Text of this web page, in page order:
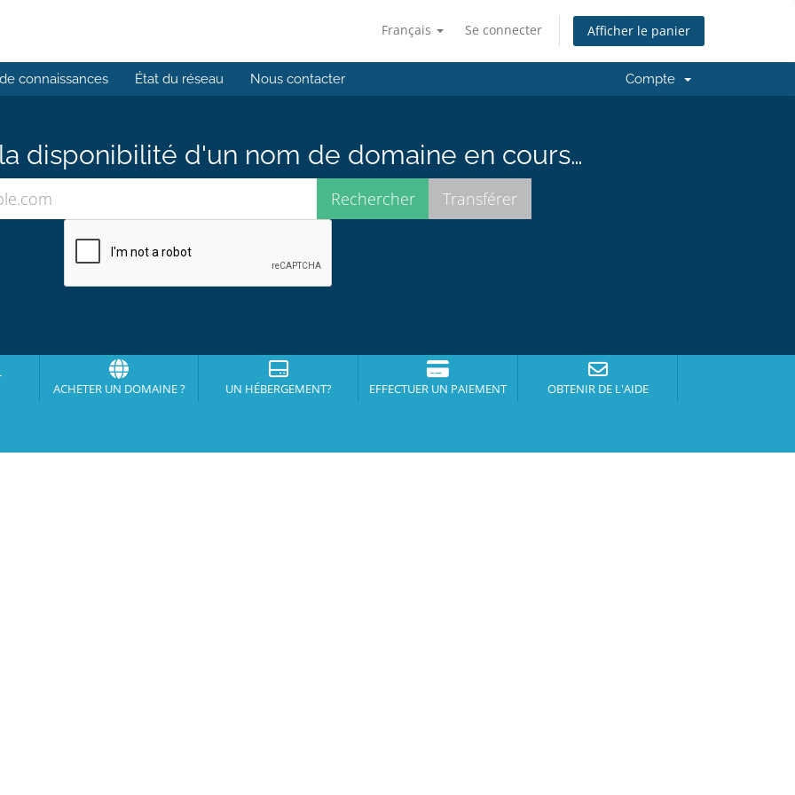
Français Se connecter Afficher le panier
connaissances État du réseau Nous contacter Compte
disponibilité d'un nom de domaine en cours…
ACHETER UN DOMAINE ? UN HÉBERGEMENT? EFFECTUER UN PAIEMENT OBTENIR DE L'AIDE